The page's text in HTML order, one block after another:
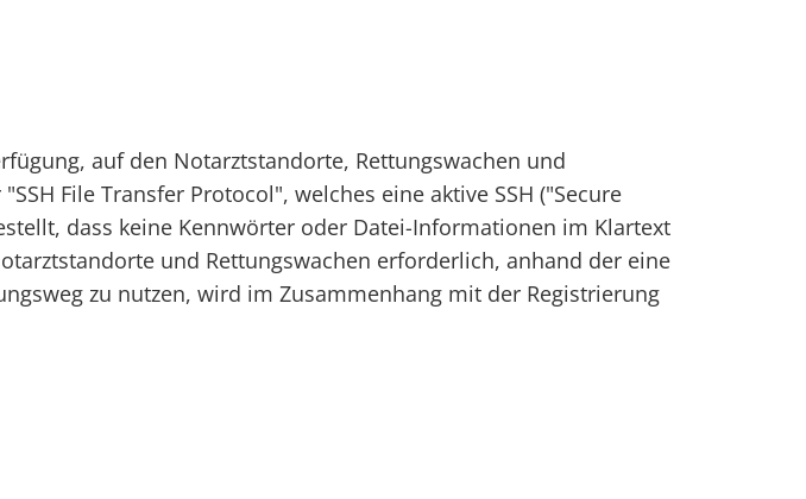
auf den Notarztstandorte, Rettungswachen und
File Transfer Protocol", welches eine aktive SSH ("Secure
dass keine Kennwörter oder Datei-Informationen im Klartext
und Rettungswachen erforderlich, anhand der eine
zu nutzen, wird im Zusammenhang mit der Registrierung